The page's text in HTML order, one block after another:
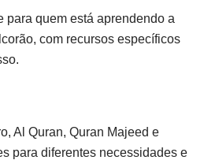
para quem está aprendendo a
com recursos específicos
Al Quran, Quran Majeed e
para diferentes necessidades e